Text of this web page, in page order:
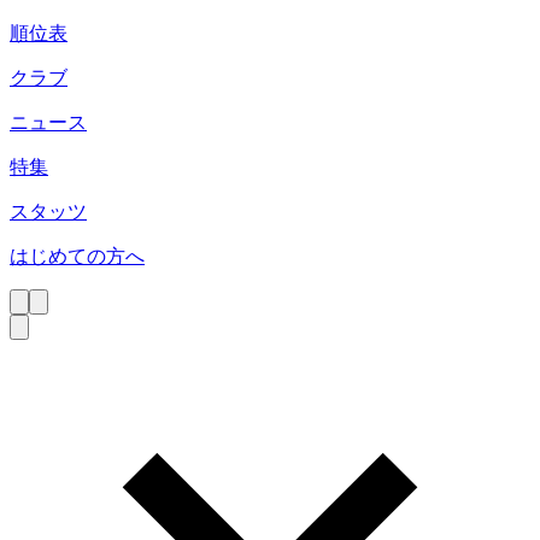
順位表
クラブ
ニュース
特集
スタッツ
はじめての方へ